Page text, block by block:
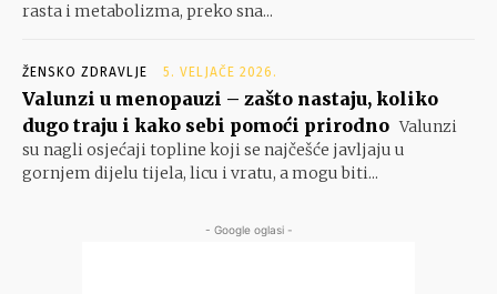
rasta i metabolizma, preko sna...
ŽENSKO ZDRAVLJE 5. VELJAČE 2026.
Valunzi u menopauzi – zašto nastaju, koliko
dugo traju i kako sebi pomoći prirodno Valunzi
su nagli osjećaji topline koji se najčešće javljaju u
gornjem dijelu tijela, licu i vratu, a mogu biti...
- Google oglasi -